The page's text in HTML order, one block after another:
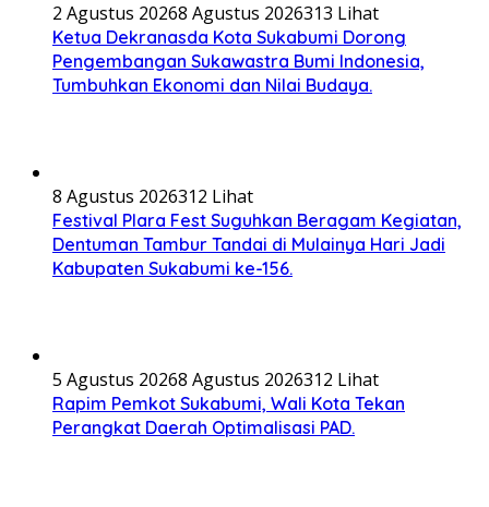
2 Agustus 20268 Agustus 2026313 Lihat
Ketua Dekranasda Kota Sukabumi Dorong
Pengembangan Sukawastra Bumi Indonesia,
Tumbuhkan Ekonomi dan Nilai Budaya.
8 Agustus 2026312 Lihat
Festival Plara Fest Suguhkan Beragam Kegiatan,
Dentuman Tambur Tandai di Mulainya Hari Jadi
Kabupaten Sukabumi ke-156.
5 Agustus 20268 Agustus 2026312 Lihat
Rapim Pemkot Sukabumi, Wali Kota Tekan
Perangkat Daerah Optimalisasi PAD.